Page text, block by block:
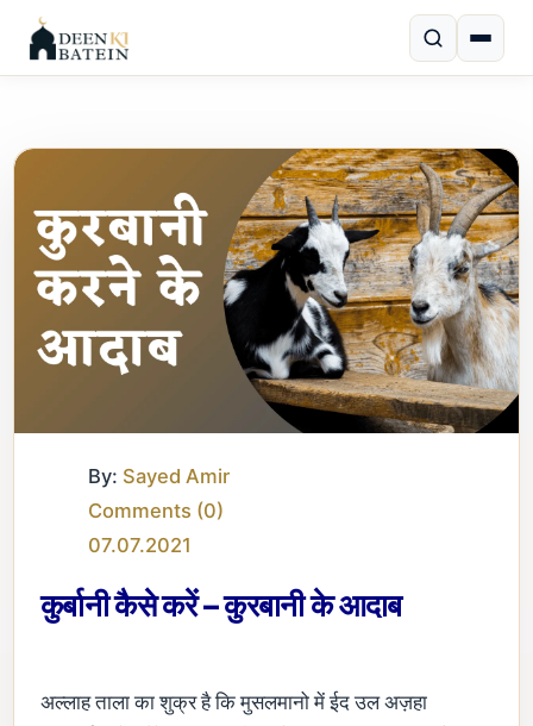
By: Sayed Amir
Comments (0)
07.07.2021
कुर्बानी कैसे करें – कुरबानी के आदाब
अल्लाह ताला का शुक्र है कि मुसलमानो में ईद उल अज़हा